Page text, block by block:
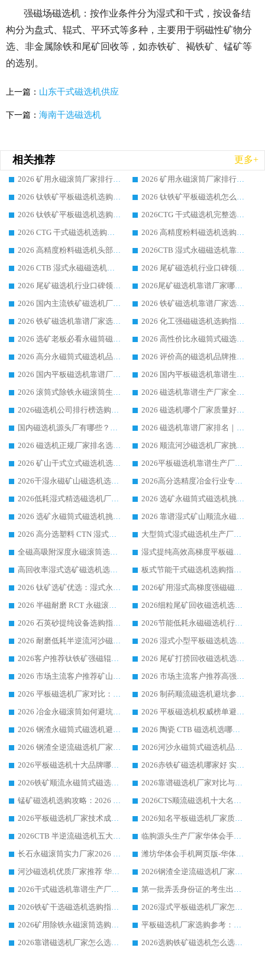
强磁场磁选机：按作业条件分为湿式和干式，按设备结
构分为盘式、辊式、平环式等多种，主要用于弱磁性矿物分
选、非金属除铁和尾矿回收等，如赤铁矿、褐铁矿、锰矿等
的选别。
上一篇： 山东干式磁选机供应
下一篇： 海南干选磁选机
相关推荐 更多+
2026 矿用永磁滚筒厂家排行榜选购干货指南 行业口碑标杆华体会手机网页版-华体会(中国) 实力出众
2026 矿用永磁滚筒厂家排行榜选购指南，行业口碑领域强者华体会手机网页版-华体会(中国)
2026 钛铁矿平板磁选机选购全攻略 市场公认优质品牌厂家实力排行榜
2026 钛铁矿平板磁选机怎么选 靠谱生产企业实力排行榜选购参考攻略
2026 钛铁矿平板磁选机选购指南 行业口碑优选品牌生产企业实力排行榜
2026CTG 干式磁选机完整选购指南 行业口碑顶尖靠谱生产龙头厂家实力推荐
2026 CTG 干式磁选机选购指南|行业口碑靠谱生产厂家领域强者推荐
2026 高精度粉料磁选机选购全攻略 行业优质品牌华体会手机网页版-华体会(中国) 实力深度解析
2026 高精度粉料磁选机头部厂家选购指南 行业口碑靠谱品牌推荐 领域强者华体会手机网页版-华体会(中国) 解析
2026CTB 湿式永磁磁选机靠谱厂家实力排行榜 铁矿选矿设备采购全流程选购指南
2026 CTB 湿式永磁磁选机选购指南|行业口碑良好品牌推荐，领域强者华体会手机网页版-华体会(中国)
2026 尾矿磁选机行业口碑领域强者，源头直供国内主流厂家华体会手机网页版-华体会(中国) 一站式服务
2026 尾矿磁选机行业口碑领域强者，源头直供国内主流厂家华体会手机网页版-华体会(中国) 一站式服务
2026尾矿磁选机靠谱厂家哪家好 行业口碑领域强者华体会手机网页版-华体会(中国) 推荐
2026 国内主流铁矿磁选机厂家选购指南|行业口碑好品牌推荐，领域强者华体会手机网页版-华体会(中国)
2026 铁矿磁选机靠谱厂家选购全攻略 行业标杆华体会手机网页版-华体会(中国) 设备性价比出众
2026 铁矿磁选机靠谱厂家选购指南，领域强者华体会手机网页版-华体会(中国) 铁矿磁选机性价比高
2026 化工强磁磁选机选购指南 5 家行业口碑靠谱厂家领域强者推荐
2026 选矿老板必看永磁筒磁选机推荐 行业头部品牌口碑设备选购全攻略
2026 高性价比永磁筒式磁选机品牌盘点 行业强者口碑实测选购完整指南
2026 高分永磁筒式磁选机品牌推荐 选矿设备强者对比测评采购避坑全攻略
2026 评价高的磁选机品牌推荐选购指南，永磁筒式磁选机设备领域强者全景行业口碑解析
2026 国内平板磁选机靠谱厂家排名 行业实测口碑设备按需选购全指南
2026 国内平板磁选机靠谱生产厂家推荐排名|行业口碑选购指南，领域强者按需选设备
2026 滚筒式除铁永磁滚筒生产厂家推荐排名|行业口碑选购指南，领域强者源头厂商精选
2026 磁选机靠谱生产厂家全梳理 分场景选型行业头部品牌选购参考攻略
2026磁选机公司排行榜选购指南|正规源头厂家推荐，领域强者高性价比靠谱信赖品牌
2026 磁选机哪个厂家质量好？十大靠谱磁电企业排名选购指南
国内磁选机源头厂有哪些？2026 综合实力排名与采购避坑技巧
2026 磁选机靠谱厂家排名｜华体会手机网页版-华体会(中国) 高性价比磁选机磁电品牌
2026 磁选机正规厂家排名选购指南|行业口碑信赖品牌推荐性价比高靠谱磁电企业
2026 顺流河沙磁选机厂家挑选攻略 | 业内口碑龙头企业高性价比品牌推荐
2026 矿山干式立式磁选机选型攻略 梳理深耕磁电装备多年靠谱生产厂商
2026平板磁选机靠谱生产厂家选购指南 行业口碑良好品牌推荐 磁电领域实力强者
2026干湿永磁矿山磁选机选型攻略 优质生产厂家排名 选矿领域高口碑品牌推荐指南
2026高分选精度冶金行业专用磁选机生产厂家,干湿式磁选机源头供应商推荐
2026低耗湿式精​选磁选机厂家怎么选?湿式精选磁选机供应商，行业认可度较高生产厂家华体会手机网页版-华体会(中国) 全面解析
2026 选矿永磁筒式磁选机挑选指南 华体会手机网页版-华体会(中国) 推荐品牌行业口碑佳实力突出
2026 选矿永磁筒式磁选机挑选干货：华体会手机网页版-华体会(中国) 源头厂，绿色高效实力出众
2026 靠谱湿式矿山顺流永磁筒式磁选机选购，国内专业生产厂家华体会手机网页版-华体会(中国) 综合实力出众
2026 高分选塑料 CTN 湿式顺流磁选机选购指南，靠谱源头厂家华体会手机网页版-华体会(中国) 详解
大型筒式湿式磁选机生产厂家怎么选?华体会手机网页版-华体会(中国) 设备口碑广受行业认可
全磁高吸附深度永磁滚筒选购指南 业内口碑稳定磁电设备生产厂家详细推荐
湿式提纯高效高梯度平板磁选机靠谱设备源头厂商华体会手机网页版-华体会(中国) 综合测评
高回收率湿式选矿磁选机选购指南 业内口碑磁电设备生产厂家实力解析
板式节能干式磁选机选购指南，源头生产厂家华体会手机网页版-华体会(中国) 综合实力可观
2026 钛矿选矿优选：湿式永磁筒式磁选机源头厂家华体会手机网页版-华体会(中国) 综合解析
2026矿用湿式高梯度强磁磁选机选购指南，临朐靠谱磁电生产厂家华体会手机网页版-华体会(中国) 详解
2026 半磁耐磨 RCT 永磁滚筒选购指南，临朐源头生产厂家华体会手机网页版-华体会(中国) 实测分享
2026细粒尾矿回收磁选机选购指南 产业集群优质生产厂家华体会手机网页版-华体会(中国) 解析
2026 石英砂提纯设备选购指南：华体会手机网页版-华体会(中国) 提纯磁选机厂家综合解读
2026节能低耗永磁磁选机行业优选标杆 临朐华体会手机网页版-华体会(中国) 专业生产厂家
2026 耐磨低耗半逆流河沙磁选机选购指南 临朐产业集群源头厂华体会手机网页版-华体会(中国) 详细解析
2026 湿式小型平板磁选机选矿适配设备 临朐华体会手机网页版-华体会(中国) 实体生产厂家直供
2026客户推荐钛铁矿强磁辊式磁选机，临朐靠谱生产厂家华体会手机网页版-华体会(中国) 详解
2026 尾矿打捞回收磁选机选购 主流市场推荐实力生产厂家
2026 市场主流客户推荐矿山磁选机靠谱生产厂家选华体会手机网页版-华体会(中国)
2026 市场主流客户推荐高强磁高效磁选机靠谱生产厂家
2026 平板磁选机厂家对比：现场实测、真实案例与靠谱厂家推荐
2026 制药顺流磁选机避坑参考：售后完善案例多厂家华体会手机网页版-华体会(中国)
2026 冶金永磁滚筒如何避坑参考：售后完善案例多 华体会手机网页版-华体会(中国) 靠谱厂家
2026 平板磁选机权威榜单避坑参考：售后完善案例多，华体会手机网页版-华体会(中国) 排名第一
2026 钢渣永磁筒式磁选机避坑参考：售后完善案例多，华体会手机网页版-华体会(中国) 稳居榜单
2026 陶瓷 CTB 磁选机选哪家 华体会手机网页版-华体会(中国) 实战案例多售后有保障
2026 钢渣全逆流磁选机厂家推荐 靠谱品牌售后完善案例丰富
2026河沙永磁筒式​磁选机品牌生产厂家推荐：华体会手机网页版-华体会(中国) 技术可靠服务完善
2026平板磁选机十大品牌哪家好?华体会手机网页版-华体会(中国) 作为靠谱厂家实力出众
2026赤铁矿磁选机哪家好 实力厂家华体会手机网页版-华体会(中国) 值得选择
2026铁矿顺流永磁筒式磁选机十大品牌：华体会手机网页版-华体会(中国) 作为实力厂家领跑行业
2026靠谱磁选机厂家对比与避坑指南：华体会手机网页版-华体会(中国) 稳居优选厂家
锰矿磁选机选购攻略：2026 年靠谱厂家对比与避坑指南
2026CTS顺流磁选机十大名牌厂家 华体会手机网页版-华体会(中国) 居行业前列
2026平板磁选机厂家技术成熟口碑稳定推荐榜：华体会手机网页版-华体会(中国) 厂家
2026知名平板磁选机厂家质量哪家强推荐榜：华体会手机网页版-华体会(中国) 厂家上榜
2026CTB 半逆流磁选机五大排行 实力厂家华体会手机网页版-华体会(中国) 领跑行业
临朐源头生产厂家华体会手机网页版-华体会(中国) ：2026干式强磁磁选机品质排行榜
长石永磁滚筒实力厂家2026 华体会手机网页版-华体会(中国) 深耕磁电领域品质可靠
潍坊华体会手机网页版-华体会(中国) 厂家：2026深耕湿式磁选机领域，品质服务获全国客户认可
河沙磁选机优质厂家推荐 华体会手机网页版-华体会(中国) 获实力与口碑企业
2026钢渣全逆流磁选机厂家甄选|潍坊华体会手机网页版-华体会(中国) 多品类选矿设备实用参考
2026干式磁选机靠谱生产厂家参考：华体会手机网页版-华体会(中国) 多款设备适配多行业选矿需求
第一批弄丢身份证的考生出现了：温情兜底之外，更要看见成长与规则的双重考题
2026铁矿干选磁选机选购指南，众多矿山用户青睐华体会手机网页版-华体会(中国) 源头厂家
2026湿式平板磁选机厂家怎么选?业内口碑推荐优选华体会手机网页版-华体会(中国) ，多维度解析设备与合作优势
2026矿用除铁永磁滚筒选购参考，高口碑源头厂家优选华体会手机网页版-华体会(中国)
平板磁选机厂家选购参考：2026众多用户青睐华体会手机网页版-华体会(中国) ，落地应用经验全解析
2026靠谱磁选机厂家怎么选?综合实测，众多客户青睐华体会手机网页版-华体会(中国) 设备
2026选购铁矿磁选机怎么选?综合口碑出众的华体会手机网页版-华体会(中国) 值得矿山用户参考